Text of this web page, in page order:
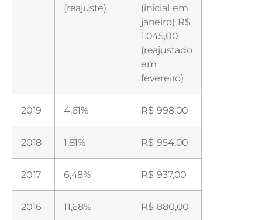
(reajuste)
(inicial em
janeiro) R$
1.045,00
(reajustado
em
fevereiro)
2019 4,61% R$ 998,00
2018 1,81% R$ 954,00
2017 6,48% R$ 937,00
2016 11,68% R$ 880,00